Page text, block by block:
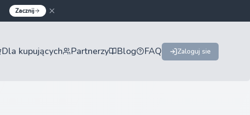
Zacznij
Dla kupujących Partnerzy Blog FAQ Zaloguj sie